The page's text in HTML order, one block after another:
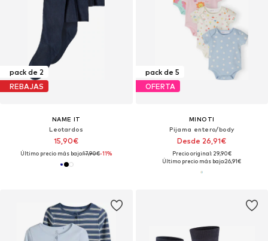
pack de 2
REBAJAS
NAME IT
Leotardos
15,90€
Último precio más bajo:17,90€-11%
pack de 5
OFERTA
MINOTI
Pijama entero/body
Desde 26,91€
Precio original: 29,90€
Último precio más bajo:26,91€